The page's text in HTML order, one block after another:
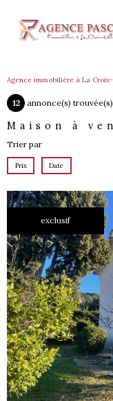
Agence immobilière à La
12 annonce(s)
Maison à
Trier par
Prix Date
exclusif